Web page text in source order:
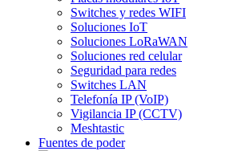
Switches y redes WIFI
Soluciones IoT
Soluciones LoRaWAN
Soluciones red celular
Seguridad para redes
Switches LAN
Telefonía IP (VoIP)
Vigilancia IP (CCTV)
Meshtastic
Fuentes de poder